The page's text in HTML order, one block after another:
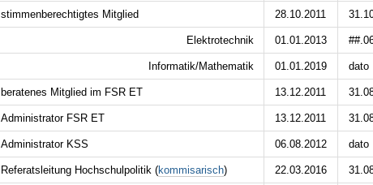
stimmenberechtigtes Mitglied 28.10.2011
Elektrotechnik 01.01.2013
Informatik/Mathematik 01.01.2019 dato
beratenes Mitglied im FSR ET 13.12.2011
Administrator FSR ET 13.12.2011
Administrator KSS 06.08.2012 dato
Referatsleitung Hochschulpolitik (kommisarisch) 22.03.2016